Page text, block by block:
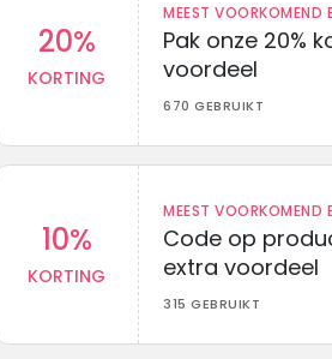
20%
KORTING
MEEST VOORKOMEND
Pak onze 20%
voordeel
670 GEBRUIKT
10%
KORTING
MEEST VOORKOMEND
Code op
extra voordeel
315 GEBRUIKT